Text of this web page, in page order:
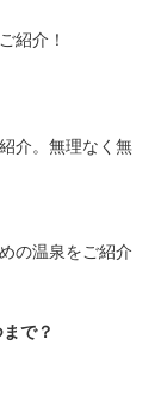
紹介！
介。無理なく無
の温泉をご紹介
で？